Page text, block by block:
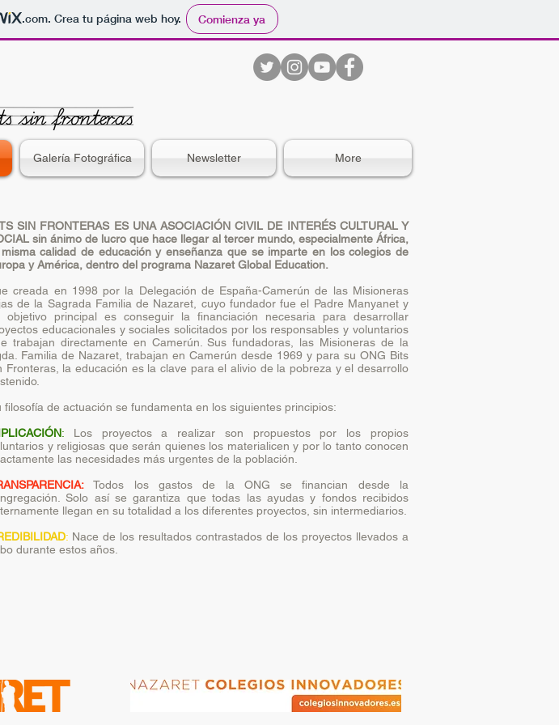
.com. Crea tu página web hoy. Comienza ya
Galería Fotográfica Newsletter More
SIN FRONTERAS ES UNA ASOCIACIÓN CIVIL DE INTERÉS CULTURAL Y
sin ánimo de lucro que hace llegar al tercer mundo, especialmente África,
calidad de educación y enseñanza que se imparte en los colegios de
y América, dentro del programa Nazaret Global Education.
creada en 1998 por la Delegación de España-Camerún de las Misioneras
de la Sagrada Familia de Nazaret, cuyo fundador fue el Padre Manyanet y
objetivo principal es conseguir la financiación necesaria para desarrollar
educacionales y sociales solicitados por los responsables y voluntarios
trabajan directamente en Camerún. Sus fundadoras, las Misioneras de la
Familia de Nazaret, trabajan en Camerún desde 1969 y para su ONG Bits
Fronteras, la educación es la clave para el alivio de la pobreza y el desarrollo
filosofía de actuación se fundamenta en los siguientes principios:
: Los proyectos a realizar son propuestos por los propios
y religiosas que serán quienes los materialicen y por lo tanto conocen
las necesidades más urgentes de la población.
Todos los gastos de la ONG se financian desde la
Solo así se garantiza que todas las ayudas y fondos recibidos
llegan en su totalidad a los diferentes proyectos, sin intermediarios.
: Nace de los resultados contrastados de los proyectos llevados a
durante estos años.